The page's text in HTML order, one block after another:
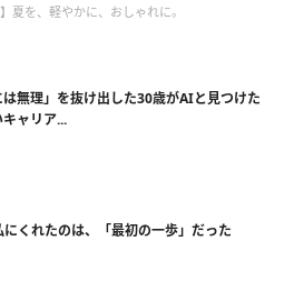
】夏を、軽やかに、おしゃれに。
は無理」を抜け出した30歳がAIと見つけた
ャリア...
くれたのは、「最初の一歩」だった